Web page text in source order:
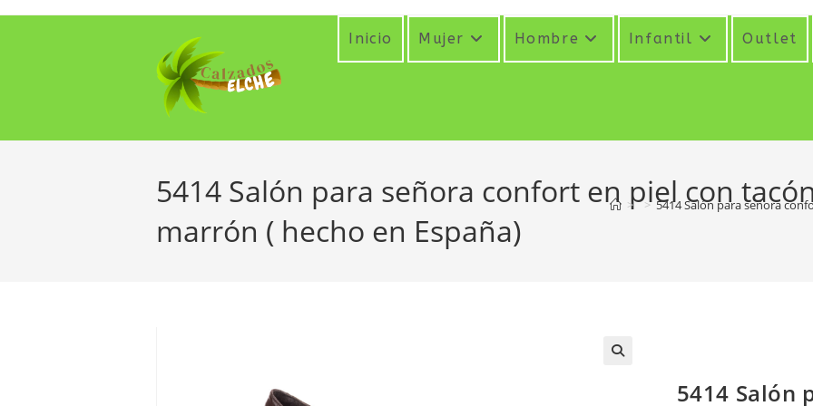
Inicio Mujer Hombre Infantil Outlet
5414 Salón para señora confort en piel con
marrón ( hecho en España)
> > 5414 Salón para señora
5414 Salón